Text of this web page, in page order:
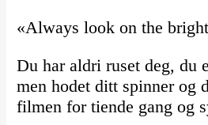
«Always look on the
Du har aldri ruset deg, du
men hodet ditt spinner og
filmen for tiende gang og